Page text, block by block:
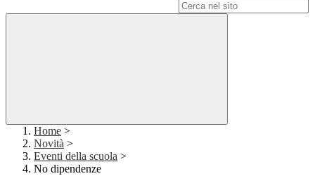
Home >
Novità >
Eventi della scuola >
No dipendenze